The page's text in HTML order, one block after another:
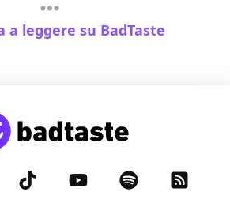
a leggere su BadTaste